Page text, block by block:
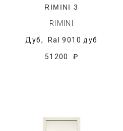
RIMINI 3
RIMINI
Дуб, Ral 9010 дуб
51200 ₽